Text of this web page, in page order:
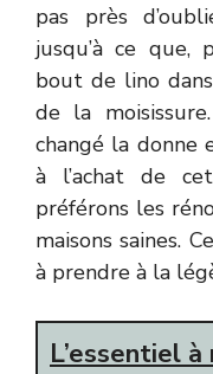
pas près
jusqu’à ce que,
bout de lino
de la moisissure.
changé la donne
à l’achat de
préférons les
maisons saines.
à prendre à la
L’essentiel